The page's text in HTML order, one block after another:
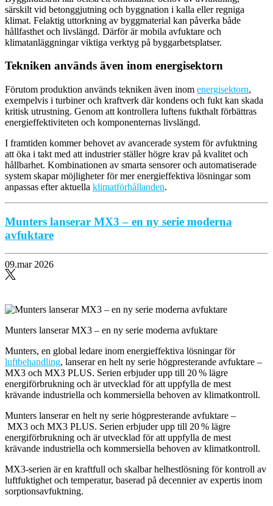
särskilt vid betonggjutning och byggnation i kalla eller regniga
klimat. Felaktig uttorkning av byggmaterial kan påverka både
hållfasthet och livslängd. Därför är mobila avfuktare och
klimatanläggningar viktiga verktyg på byggarbetsplatser.
Tekniken används även inom energisektorn
Förutom produktion används tekniken även inom energisektorn,
exempelvis i turbiner och kraftverk där kondens och fukt kan skada
kritisk utrustning. Genom att kontrollera luftens fukthalt förbättras
energieffektiviteten och komponenternas livslängd.
I framtiden kommer behovet av avancerade system för avfuktning
att öka i takt med att industrier ställer högre krav på kvalitet och
hållbarhet. Kombinationen av smarta sensorer och automatiserade
system skapar möjligheter för mer energieffektiva lösningar som
anpassas efter aktuella klimatförhållanden.
Munters lanserar MX3 – en ny serie moderna
avfuktare
09.mar 2026
Munters lanserar MX3 – en ny serie moderna avfuktare
Munters, en global ledare inom energieffektiva lösningar för
luftbehandling, lanserar en helt ny serie högpresterande avfuktare –
MX3 och MX3 PLUS. Serien erbjuder upp till 20 % lägre
energiförbrukning och är utvecklad för att uppfylla de mest
krävande industriella och kommersiella behoven av klimatkontroll.
Munters lanserar en helt ny serie högpresterande avfuktare –
MX3 och MX3 PLUS. Serien erbjuder upp till 20 % lägre
energiförbrukning och är utvecklad för att uppfylla de mest
krävande industriella och kommersiella behoven av klimatkontroll.
MX3-serien är en kraftfull och skalbar helhestlösning för kontroll av
luftfuktighet och temperatur, baserad på decennier av expertis inom
sorptionsavfuktning.